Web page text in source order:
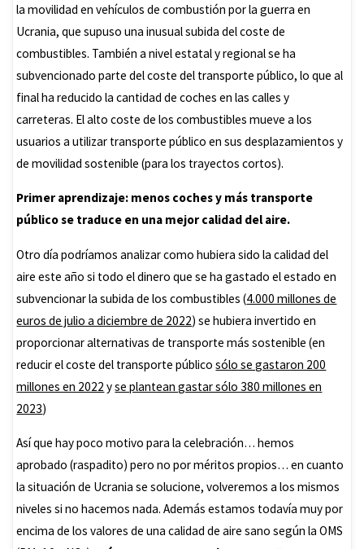
la movilidad en vehículos de combustión por la guerra en
Ucrania, que supuso una inusual subida del coste de
combustibles. También a nivel estatal y regional se ha
subvencionado parte del coste del transporte público, lo que al
final ha reducido la cantidad de coches en las calles y
carreteras. El alto coste de los combustibles mueve a los
usuarios a utilizar transporte público en sus desplazamientos y
de movilidad sostenible (para los trayectos cortos).
Primer aprendizaje: menos coches y más transporte
público se traduce en una mejor calidad del aire.
Otro día podríamos analizar como hubiera sido la calidad del
aire este año si todo el dinero que se ha gastado el estado en
subvencionar la subida de los combustibles (4.000 millones de
euros de julio a diciembre de 2022) se hubiera invertido en
proporcionar alternativas de transporte más sostenible (en
reducir el coste del transporte públicosólo se gastaron 200
millones en 2022 yse plantean gastar sólo 380 millones en
2023)
Así que hay poco motivo para la celebración… hemos
aprobado (raspadito) pero no por méritos propios… en cuanto
la situación de Ucrania se solucione, volveremos a los mismos
niveles si no hacemos nada. Además estamos todavía muy por
encima de los valores de una calidad de aire sano según la OMS